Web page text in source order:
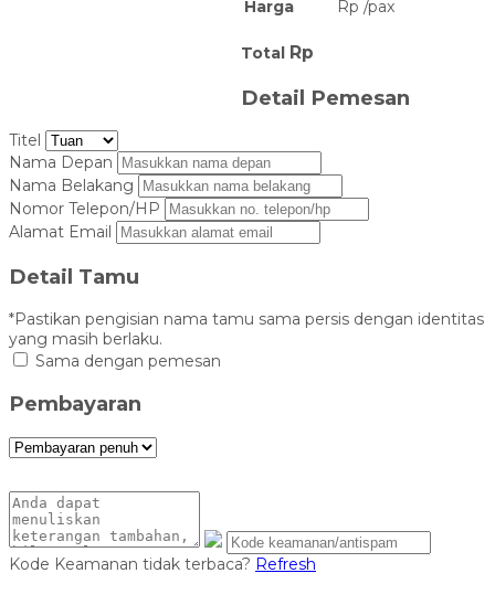
Harga
Rp /pax
Total Rp
Detail Pemesan
Titel
Nama Depan
Nama Belakang
Nomor Telepon/HP
Alamat Email
Detail Tamu
*Pastikan pengisian nama tamu sama persis dengan identitas
yang masih berlaku.
Sama dengan pemesan
Pembayaran
Kode Keamanan tidak terbaca? Refresh